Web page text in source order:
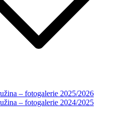
– fotogalerie 2025/2026
– fotogalerie 2024/2025